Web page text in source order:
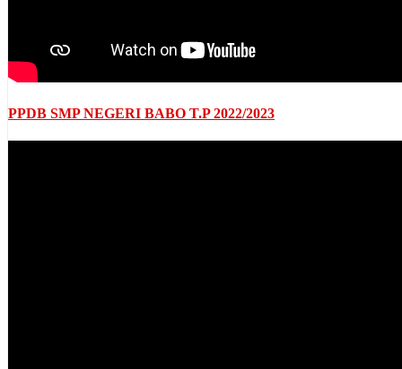
PPDB SMP NEGERI BABO T.P 2022/2023